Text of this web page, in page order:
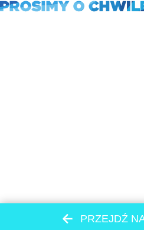
PRZEJDŹ